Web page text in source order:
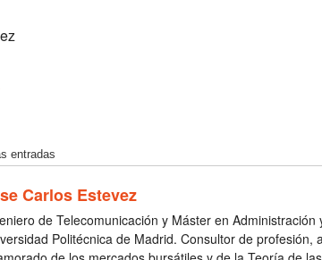
entradas
Carlos Estevez
de Telecomunicación y Máster en
Politécnica de Madrid. Consultor de profesión,